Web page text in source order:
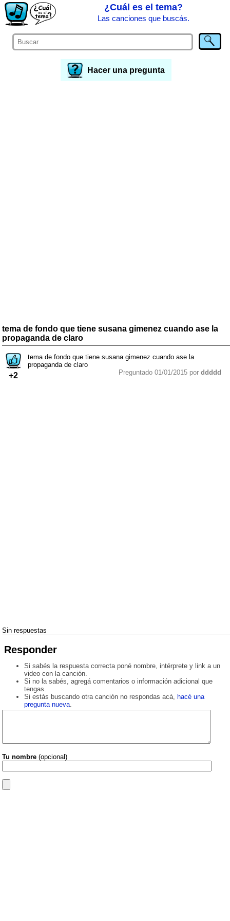
¿Cuál es el tema?
Las canciones que buscás.
Hacer una pregunta
tema de fondo que tiene susana gimenez cuando ase la
propaganda de claro
+2
tema de fondo que tiene susana gimenez cuando ase la
propaganda de claro
Preguntado 01/01/2015 por ddddd
Sin respuestas
Responder
Si sabés la respuesta correcta poné nombre, intérprete y link a un
video con la canción.
Si no la sabés, agregá comentarios o información adicional que
tengas.
Si estás buscando otra canción no respondas acá, hacé una
pregunta nueva.
Tu nombre (opcional)